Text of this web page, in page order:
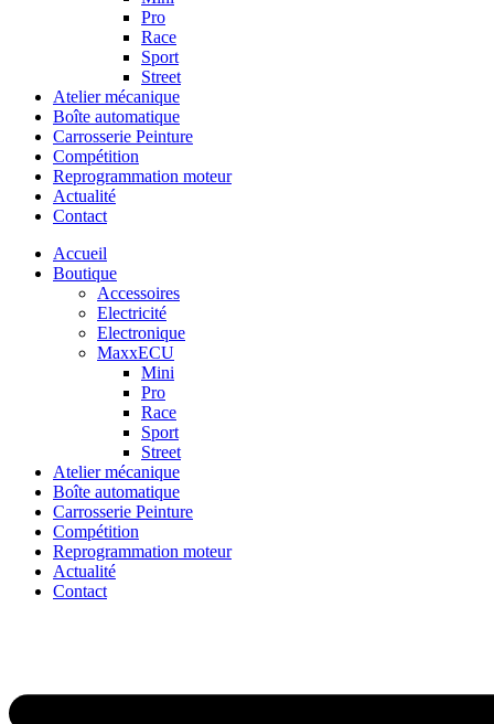
Pro
Race
Sport
Street
Atelier mécanique
Boîte automatique
Carrosserie Peinture
Compétition
Reprogrammation moteur
Actualité
Contact
Accueil
Boutique
Accessoires
Electricité
Electronique
MaxxECU
Mini
Pro
Race
Sport
Street
Atelier mécanique
Boîte automatique
Carrosserie Peinture
Compétition
Reprogrammation moteur
Actualité
Contact